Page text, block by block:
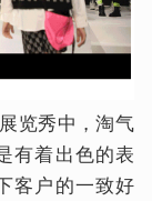
览秀中，淘气
有着出色的表
客户的一致好